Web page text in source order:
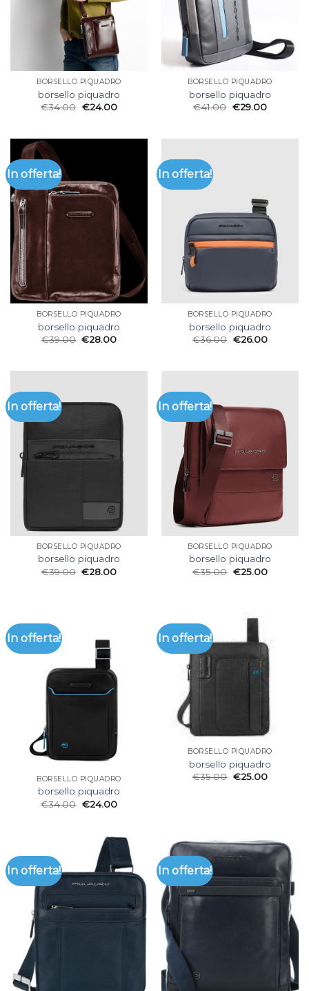
BORSELLO PIQUADRO
borsello piquadro
€34.00 €24.00
BORSELLO PIQUADRO
borsello piquadro
€41.00 €29.00
In offerta!
BORSELLO PIQUADRO
borsello piquadro
€39.00 €28.00
In offerta!
BORSELLO PIQUADRO
borsello piquadro
€36.00 €26.00
In offerta!
BORSELLO PIQUADRO
borsello piquadro
€39.00 €28.00
In offerta!
BORSELLO PIQUADRO
borsello piquadro
€35.00 €25.00
In offerta!
BORSELLO PIQUADRO
borsello piquadro
€34.00 €24.00
In offerta!
BORSELLO PIQUADRO
borsello piquadro
€35.00 €25.00
In offerta! In offerta!